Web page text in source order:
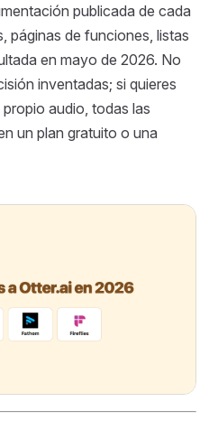
publicada de cada
páginas de funciones, listas
en mayo de 2026. No
inventadas; si quieres
audio, todas las
un plan gratuito o una